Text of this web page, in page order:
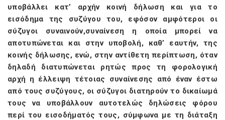
υποβάλλει κατ’ αρχήν κοινή δήλωση και για το
εισόδημα της συζύγου του, εφόσον αμφότεροι οι
σύζυγοι συναινούν,συναίνεση η οποία μπορεί να
αποτυπώνεται και στην υποβολή, καθ’ εαυτήν, της
κοινής δήλωσης, ενώ, στην αντίθετη περίπτωση, όταν
δηλαδή διατυπώνεται ρητώς προς τη φορολογική
αρχή η έλλειψη τέτοιας συναίνεσης από έναν έστω
από τους συζύγους, οι σύζυγοι διατηρούν το δικαίωμά
τους να υποβάλλουν αυτοτελώς δηλώσεις φόρου
περί του εισοδήματός τους, σύμφωνα με τη διάταξη